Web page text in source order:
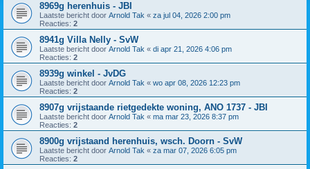
8969g herenhuis - JBI
Laatste bericht door Arnold Tak « za jul 04, 2026 2:00 pm
Reacties: 2
8941g Villa Nelly - SvW
Laatste bericht door Arnold Tak « di apr 21, 2026 4:06 pm
Reacties: 2
8939g winkel - JvDG
Laatste bericht door Arnold Tak « wo apr 08, 2026 12:23 pm
Reacties: 2
8907g vrijstaande rietgedekte woning, ANO 1737 - JBI
Laatste bericht door Arnold Tak « ma mar 23, 2026 8:37 pm
Reacties: 2
8900g vrijstaand herenhuis, wsch. Doorn - SvW
Laatste bericht door Arnold Tak « za mar 07, 2026 6:05 pm
Reacties: 2